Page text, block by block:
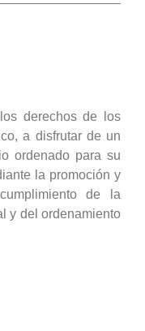
derechos de los
a disfrutar de un
ordenado para su
la promoción y
de la
y del ordenamiento